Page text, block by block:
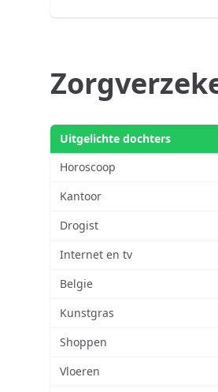
Uitgelichte dochters
Horoscoop
Kantoor
Drogist
Internet en tv
Belgie
Kunstgras
Shoppen
Vloeren